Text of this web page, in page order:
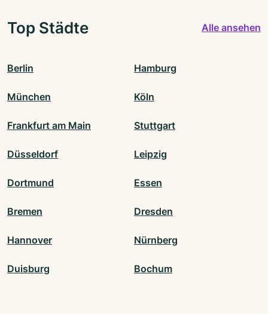
Top Städte Alle ansehen
Berlin Hamburg
München Köln
Frankfurt am Main Stuttgart
Düsseldorf Leipzig
Dortmund Essen
Bremen Dresden
Hannover Nürnberg
Duisburg Bochum